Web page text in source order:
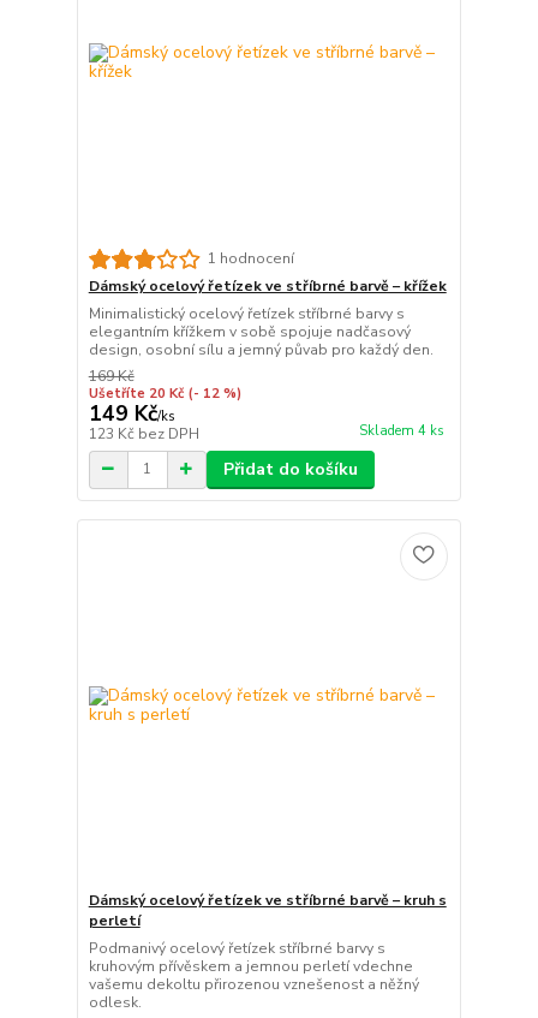
1 hodnocení
Dámský ocelový řetízek ve stříbrné barvě – křížek
Minimalistický ocelový řetízek stříbrné barvy s
elegantním křížkem v sobě spojuje nadčasový
design, osobní sílu a jemný půvab pro každý den.
169 Kč
Ušetříte 20 Kč (- 12 %)
149 Kč/ks
123 Kč bez DPH Skladem 4 ks
Přidat do košíku
Dámský ocelový řetízek ve stříbrné barvě – kruh s
perletí
Podmanivý ocelový řetízek stříbrné barvy s
kruhovým přívěskem a jemnou perletí vdechne
vašemu dekoltu přirozenou vznešenost a něžný
odlesk.